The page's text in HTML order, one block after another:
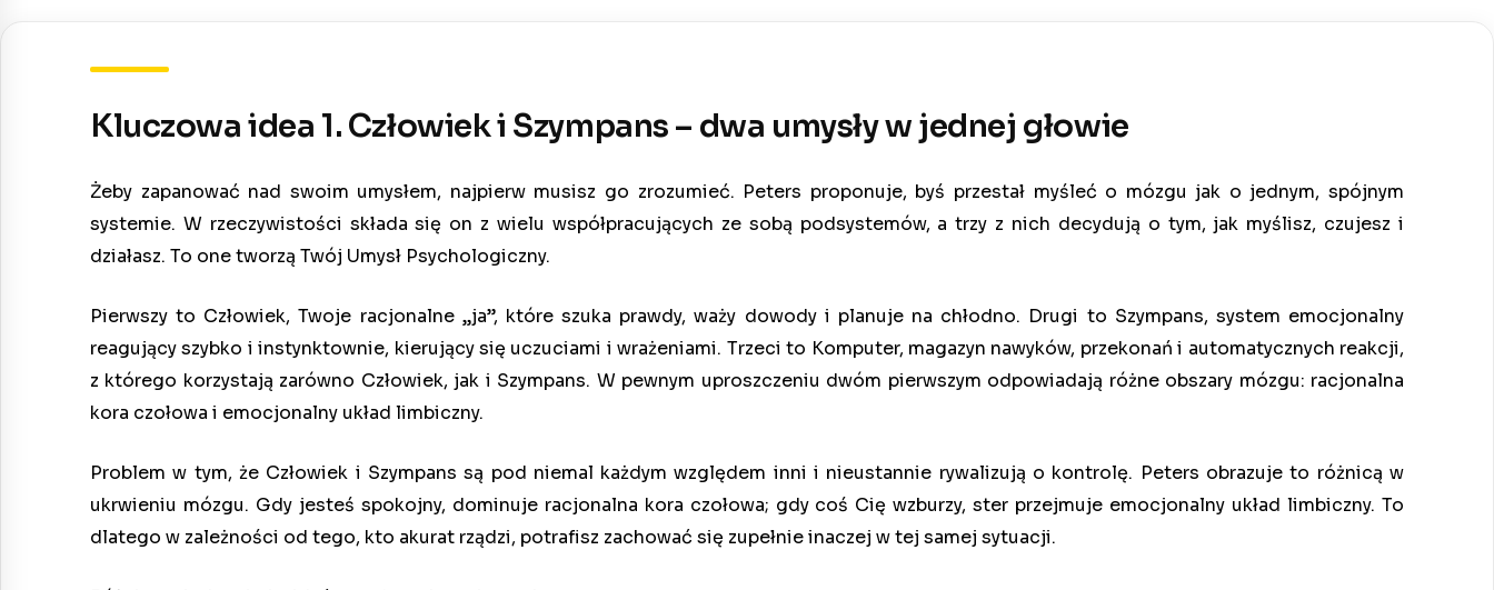
Kluczowa idea 1. Człowiek i Szympans – dwa umysły w jednej głowie
Żeby zapanować nad swoim umysłem, najpierw musisz go zrozumieć. Peters proponuje, byś przestał myśleć o mózgu jak o jednym, spójnym
systemie. W rzeczywistości składa się on z wielu współpracujących ze sobą podsystemów, a trzy z nich decydują o tym, jak myślisz, czujesz i
działasz. To one tworzą Twój Umysł Psychologiczny.
Pierwszy to Człowiek, Twoje racjonalne „ja”, które szuka prawdy, waży dowody i planuje na chłodno. Drugi to Szympans, system emocjonalny
reagujący szybko i instynktownie, kierujący się uczuciami i wrażeniami. Trzeci to Komputer, magazyn nawyków, przekonań i automatycznych reakcji,
z którego korzystają zarówno Człowiek, jak i Szympans. W pewnym uproszczeniu dwóm pierwszym odpowiadają różne obszary mózgu: racjonalna
kora czołowa i emocjonalny układ limbiczny.
Problem w tym, że Człowiek i Szympans są pod niemal każdym względem inni i nieustannie rywalizują o kontrolę. Peters obrazuje to różnicą w
ukrwieniu mózgu. Gdy jesteś spokojny, dominuje racjonalna kora czołowa; gdy coś Cię wzburzy, ster przejmuje emocjonalny układ limbiczny. To
dlatego w zależności od tego, kto akurat rządzi, potrafisz zachować się zupełnie inaczej w tej samej sytuacji.